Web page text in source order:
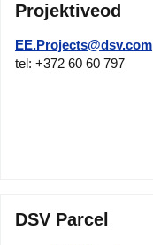
Projektiveod
EE.Projects@dsv.com
tel: +372 60 60 797
DSV Parcel